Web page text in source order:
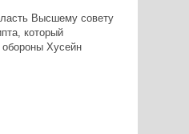
Высшему совету
который
обороны Хусейн